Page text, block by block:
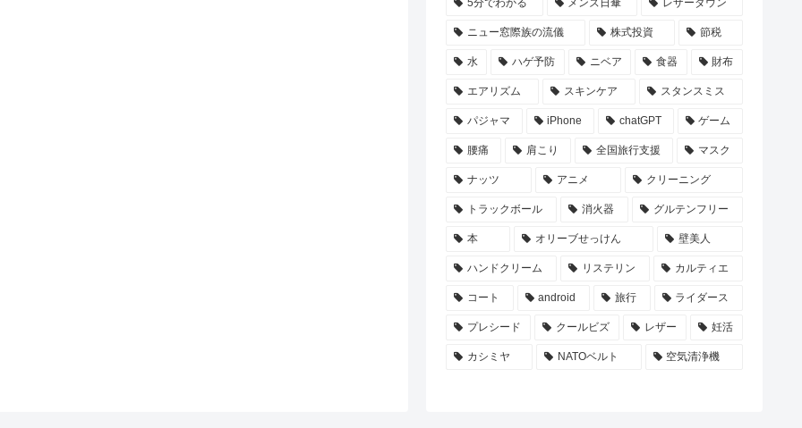
5分でわかる メンズ日傘 レザーダウン
ニュー窓際族の流儀 株式投資 節税
水 ハゲ予防 ニベア 食器 財布
エアリズム スキンケア スタンスミス
パジャマ iPhone chatGPT ゲーム
腰痛 肩こり 全国旅行支援 マスク
ナッツ アニメ クリーニング
トラックボール 消火器 グルテンフリー
本 オリーブせっけん 壁美人
ハンドクリーム リステリン カルティエ
コート android 旅行 ライダース
プレシード クールビズ レザー 妊活
カシミヤ NATOベルト 空気清浄機